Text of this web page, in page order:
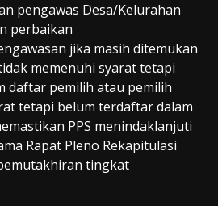
pengawas Desa/Kelurahan
perbaikan
jika masih ditemukan
memenuhi syarat tetapi
daftar pemilih atau pemilih
tetapi belum terdaftar dalam
PPS menindaklanjuti
Rapat Pleno Rekapitulasi
tingkat